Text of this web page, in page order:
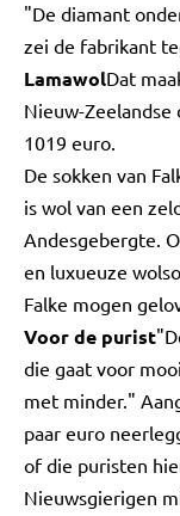
"De diamant
zei de fabrikant
LamawolDat
Nieuw-
1019 euro.
De sokken van
is wol van een
Andesgebergte.
en luxueuze
Falke mogen
Voor de purist
die gaat voor
met minder."
paar euro
of die puristen
Nieuwsgierigen